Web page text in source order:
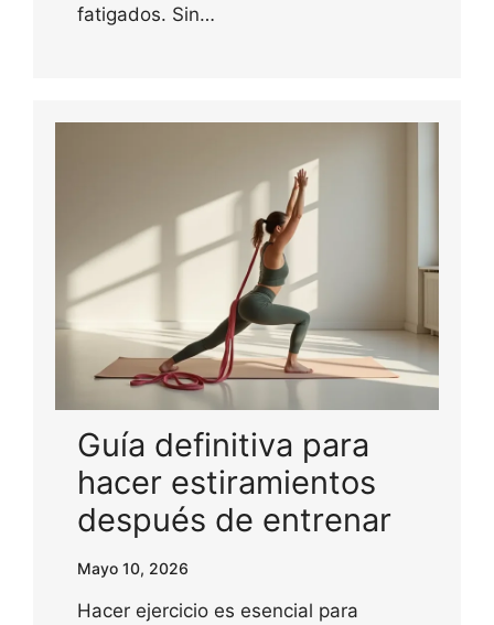
fatigados. Sin…
Guía definitiva para
hacer estiramientos
después de entrenar
Mayo 10, 2026
Hacer ejercicio es esencial para